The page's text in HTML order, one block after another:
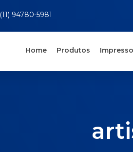
(11) 94780-5981
Home Produtos